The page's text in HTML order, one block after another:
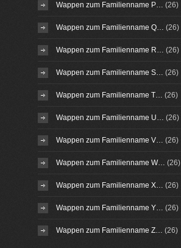
Wappen zum Familienname P… (26)
Wappen zum Familienname Q… (26)
Wappen zum Familienname R… (26)
Wappen zum Familienname S… (26)
Wappen zum Familienname T… (26)
Wappen zum Familienname U… (26)
Wappen zum Familienname V… (26)
Wappen zum Familienname W… (26)
Wappen zum Familienname X… (26)
Wappen zum Familienname Y… (26)
Wappen zum Familienname Z… (26)